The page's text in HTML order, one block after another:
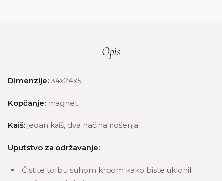
Opis
Dimenzije: 34x24x5
Kopčanje: magnet
Kaiš: jedan kaiš, dva načina nošenja
Uputstvo za održavanje:
Čistite torbu suhom krpom kako biste uklonili